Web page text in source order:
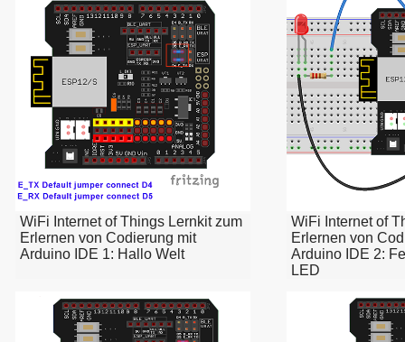
WiFi Internet of Things Lernkit zum
Erlernen von Codierung mit
Arduino IDE 1: Hallo Welt
WiFi Internet of
Erlernen von
Arduino IDE 2:
LED